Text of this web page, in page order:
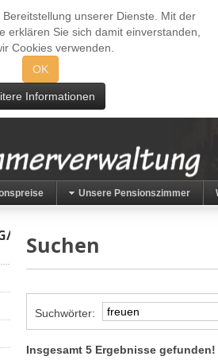
unserer Dienste. Mit der
erklären Sie sich damit einverstanden,
Cookies verwenden.
OK
Informationen
Unsere Pensionszimmer
Suchen
Suchwörter:
Insgesamt 5 Ergebnisse gefunden!